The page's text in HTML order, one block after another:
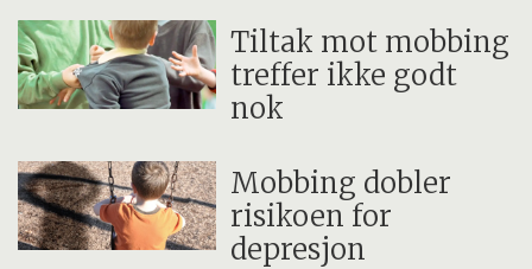
Tiltak mot mobbing
treffer ikke godt
nok
Mobbing dobler
risikoen for
depresjon